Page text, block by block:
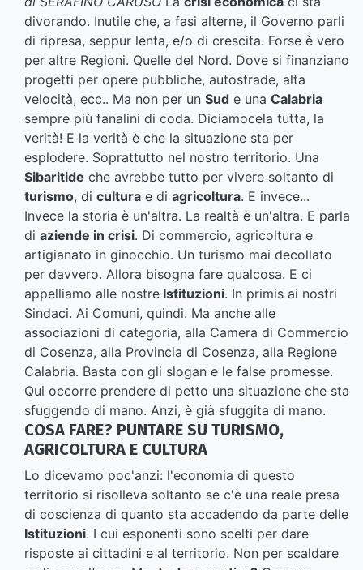
divorando. Inutile che, a fasi alterne, il Governo parli
di ripresa, seppur lenta, e/o di crescita. Forse è vero
per altre Regioni. Quelle del Nord. Dove si finanziano
progetti per opere pubbliche, autostrade, alta
velocità, ecc.. Ma non per un Sud e una Calabria
sempre più fanalini di coda. Diciamocela tutta, la
verità! E la verità è che la situazione sta per
esplodere. Soprattutto nel nostro territorio. Una
Sibaritide che avrebbe tutto per vivere soltanto di
turismo, di cultura e di agricoltura. E invece...
Invece la storia è un'altra. La realtà è un'altra. E parla
di aziende in crisi. Di commercio, agricoltura e
artigianato in ginocchio. Un turismo mai decollato
per davvero. Allora bisogna fare qualcosa. E ci
appelliamo alle nostre Istituzioni. In primis ai nostri
Sindaci. Ai Comuni, quindi. Ma anche alle
associazioni di categoria, alla Camera di Commercio
di Cosenza, alla Provincia di Cosenza, alla Regione
Calabria. Basta con gli slogan e le false promesse.
Qui occorre prendere di petto una situazione che sta
sfuggendo di mano. Anzi, è già sfuggita di mano.
COSA FARE? PUNTARE SU TURISMO,
AGRICOLTURA E CULTURA
Lo dicevamo poc'anzi: l'economia di questo
territorio si risolleva soltanto se c'è una reale presa
di coscienza di quanto sta accadendo da parte delle
Istituzioni. I cui esponenti sono scelti per dare
risposte ai cittadini e al territorio. Non per scaldare